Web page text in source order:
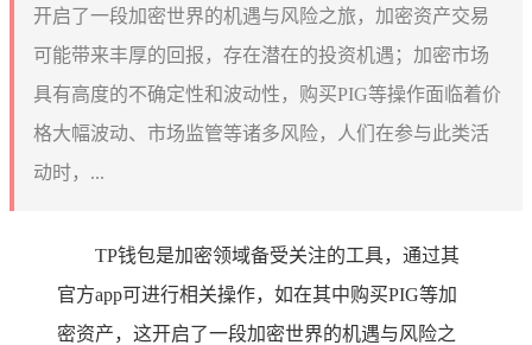
开启了一段加密世界的机遇与风险之旅，加密资产交易
可能带来丰厚的回报，存在潜在的投资机遇；加密市场
具有高度的不确定性和波动性，购买PIG等操作面临着价
格大幅波动、市场监管等诸多风险，人们在参与此类活
动时，...
TP钱包是加密领域备受关注的工具，通过其
官方app可进行相关操作，如在其中购买PIG等加
密资产，这开启了一段加密世界的机遇与风险之